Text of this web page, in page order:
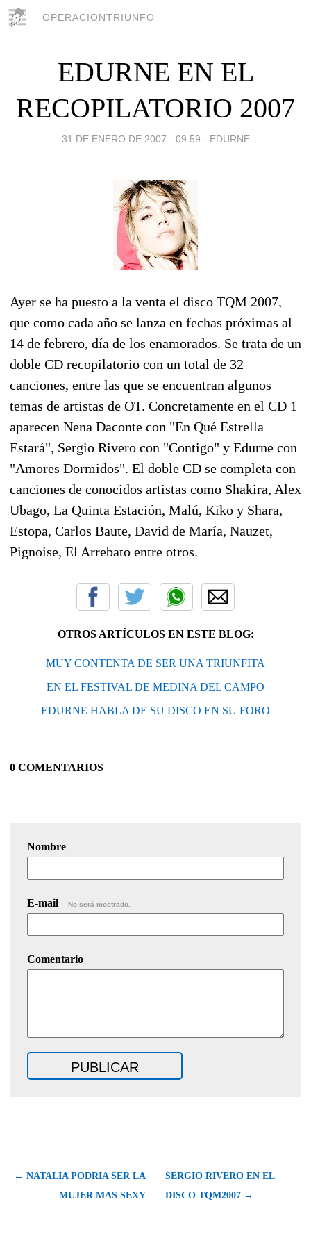
OPERACIONTRIUNFO
EDURNE EN EL
RECOPILATORIO 2007
31 DE ENERO DE 2007 - 09:59 - EDURNE
Ayer se ha puesto a la venta el disco TQM 2007,
que como cada año se lanza en fechas próximas al
14 de febrero, día de los enamorados. Se trata de un
doble CD recopilatorio con un total de 32
canciones, entre las que se encuentran algunos
temas de artistas de OT. Concretamente en el CD 1
aparecen Nena Daconte con "En Qué Estrella
Estará", Sergio Rivero con "Contigo" y Edurne con
"Amores Dormidos". El doble CD se completa con
canciones de conocidos artistas como Shakira, Alex
Ubago, La Quinta Estación, Malú, Kiko y Shara,
Estopa, Carlos Baute, David de María, Nauzet,
Pignoise, El Arrebato entre otros.
OTROS ARTÍCULOS EN ESTE BLOG:
MUY CONTENTA DE SER UNA TRIUNFITA
EN EL FESTIVAL DE MEDINA DEL CAMPO
EDURNE HABLA DE SU DISCO EN SU FORO
0 COMENTARIOS
Nombre
E-mail No será mostrado.
Comentario
← NATALIA PODRIA SER LA
MUJER MAS SEXY
SERGIO RIVERO EN EL
DISCO TQM2007 →